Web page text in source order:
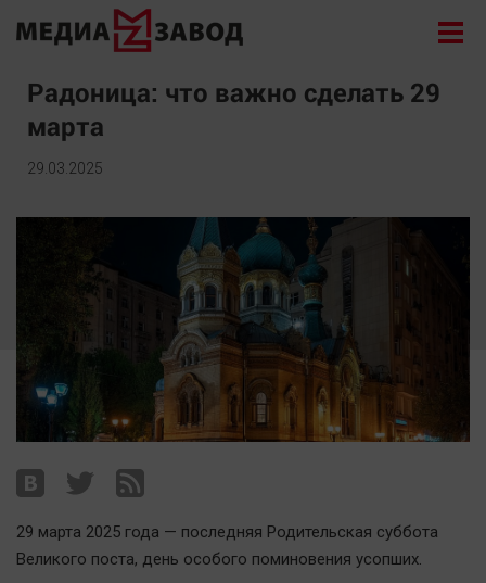
Новости
Экономика
Происшествия
Культура
Спорт
Курилка
Общество
Политика
Радоница: что важно сделать 29
марта
29.03.2025
29 марта 2025 года — последняя Родительская суббота
Великого поста, день особого поминовения усопших.